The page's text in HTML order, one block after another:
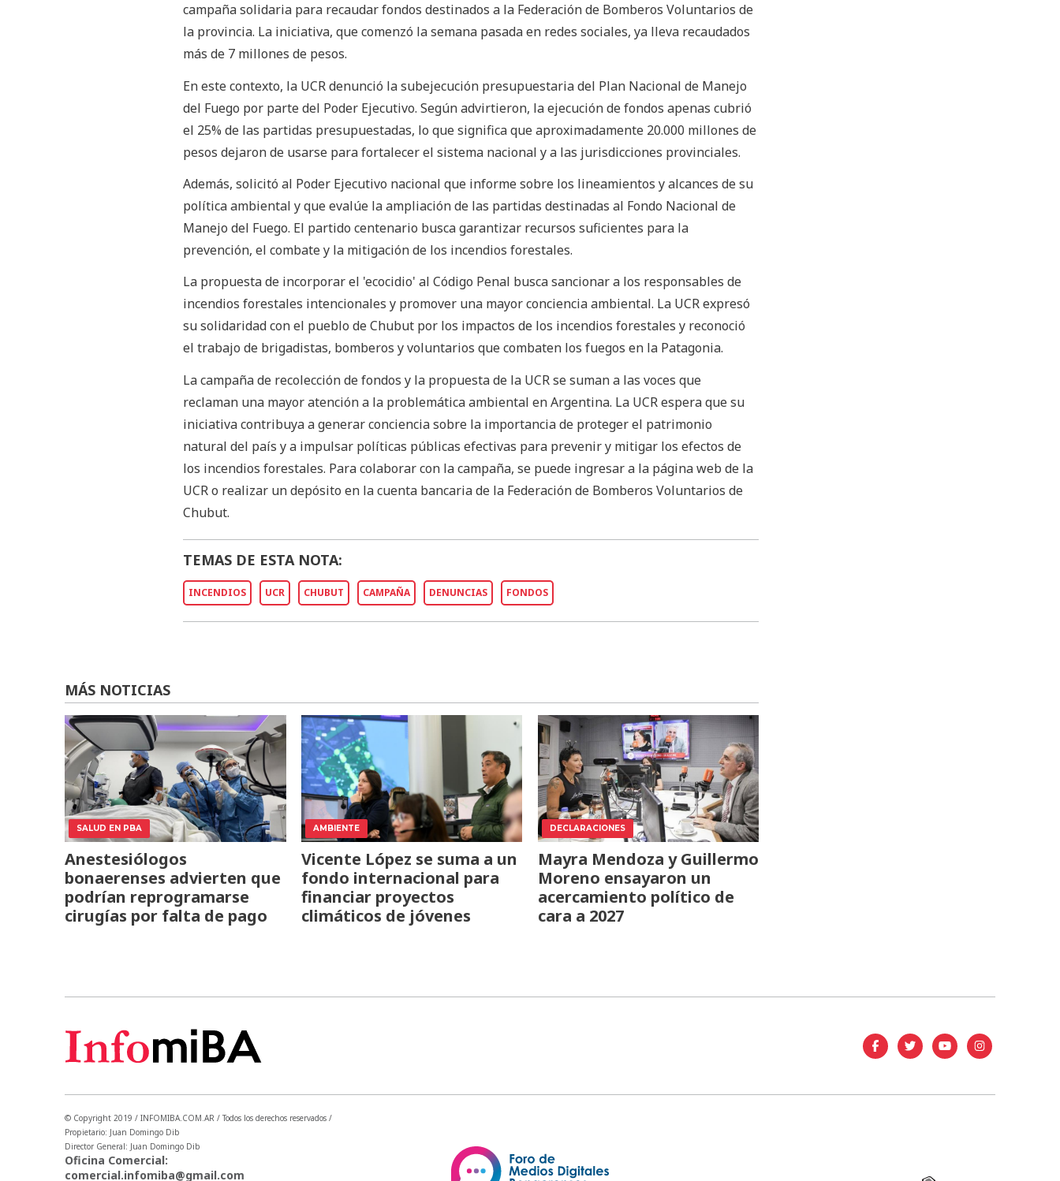
campaña solidaria para recaudar fondos destinados a la Federación de Bomberos Voluntarios de
la provincia. La iniciativa, que comenzó la semana pasada en redes sociales, ya lleva recaudados
más de 7 millones de pesos.
En este contexto, la UCR denunció la subejecución presupuestaria del Plan Nacional de Manejo
del Fuego por parte del Poder Ejecutivo. Según advirtieron, la ejecución de fondos apenas cubrió
el 25% de las partidas presupuestadas, lo que significa que aproximadamente 20.000 millones de
pesos dejaron de usarse para fortalecer el sistema nacional y a las jurisdicciones provinciales.
Además, solicitó al Poder Ejecutivo nacional que informe sobre los lineamientos y alcances de su
política ambiental y que evalúe la ampliación de las partidas destinadas al Fondo Nacional de
Manejo del Fuego. El partido centenario busca garantizar recursos suficientes para la
prevención, el combate y la mitigación de los incendios forestales.
La propuesta de incorporar el 'ecocidio' al Código Penal busca sancionar a los responsables de
incendios forestales intencionales y promover una mayor conciencia ambiental. La UCR expresó
su solidaridad con el pueblo de Chubut por los impactos de los incendios forestales y reconoció
el trabajo de brigadistas, bomberos y voluntarios que combaten los fuegos en la Patagonia.
La campaña de recolección de fondos y la propuesta de la UCR se suman a las voces que
reclaman una mayor atención a la problemática ambiental en Argentina. La UCR espera que su
iniciativa contribuya a generar conciencia sobre la importancia de proteger el patrimonio
natural del país y a impulsar políticas públicas efectivas para prevenir y mitigar los efectos de
los incendios forestales. Para colaborar con la campaña, se puede ingresar a la página web de la
UCR o realizar un depósito en la cuenta bancaria de la Federación de Bomberos Voluntarios de
Chubut.
TEMAS DE ESTA NOTA:
INCENDIOS UCR CHUBUT CAMPAÑA DENUNCIAS FONDOS
MÁS NOTICIAS
SALUD EN PBA
Anestesiólogos
bonaerenses advierten que
podrían reprogramarse
cirugías por falta de pago
AMBIENTE
Vicente López se suma a un
fondo internacional para
financiar proyectos
climáticos de jóvenes
DECLARACIONES
Mayra Mendoza y Guillermo
Moreno ensayaron un
acercamiento político de
cara a 2027
© Copyright 2019 / INFOMIBA.COM.AR / Todos los derechos reservados /
Propietario: Juan Domingo Dib
Director General: Juan Domingo Dib
Oficina Comercial:
comercial.infomiba@gmail.com